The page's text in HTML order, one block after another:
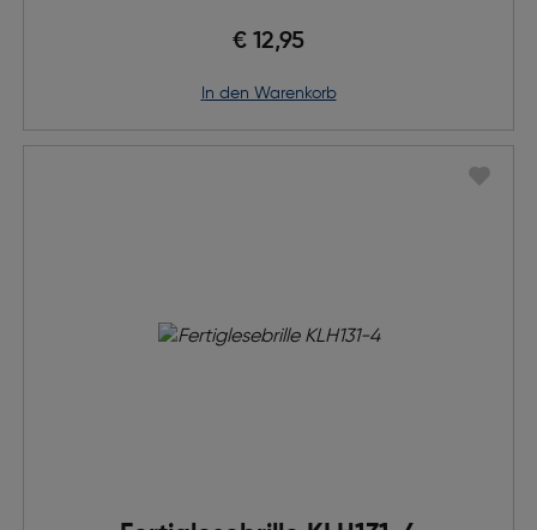
€ 12,95
in den Warenkorb